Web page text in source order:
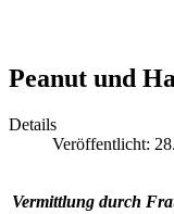
Peanut und
Details
Veröffentlicht:
Vermittlung durch